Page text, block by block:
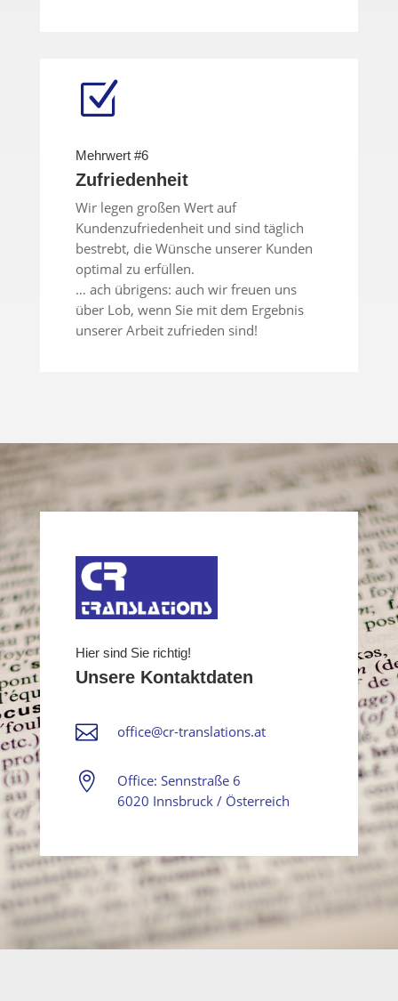
Z
Mehrwert #6
Zufriedenheit
Wir legen großen Wert auf
Kundenzufriedenheit und sind täglich
bestrebt, die Wünsche unserer Kunden
optimal zu erfüllen.
… ach übrigens: auch wir freuen uns
über Lob, wenn Sie mit dem Ergebnis
unserer Arbeit zufrieden sind!
Hier sind Sie richtig!
Unsere Kontaktdaten
 office@cr-translations.at

Office: Sennstraße 6
6020 Innsbruck / Österreich